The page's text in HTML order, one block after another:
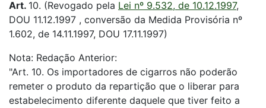
Art. 10. (Revogado pela Lei nº 9.532, de 10.12.1997,
DOU 11.12.1997 , conversão da Medida Provisória nº
1.602, de 14.11.1997, DOU 17.11.1997)
Nota: Redação Anterior:
"Art. 10. Os importadores de cigarros não poderão
remeter o produto da repartição que o liberar para
estabelecimento diferente daquele que tiver feito a